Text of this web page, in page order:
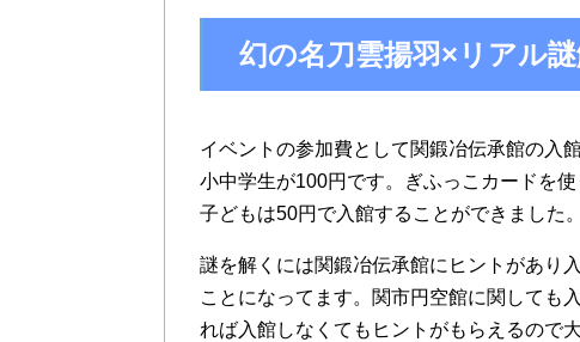
幻の名刀雲揚羽×リアル
イベントの参加費として関鍛冶伝承館の入
小中学生が100円です。ぎふっこカードを
子どもは50円で入館することができました。
謎を解くには関鍛冶伝承館にヒントがあり
ことになってます。関市円空館に関しても
れば入館しなくてもヒントがもらえるので